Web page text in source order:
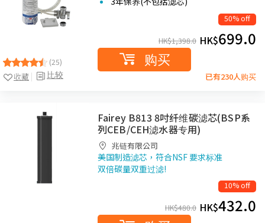
(25)
比较
收藏
50% off
HK$1,398.0 HK$699.0
购买
已有230人购买
Fairey B813 8吋纤维碳滤芯(BSP系
列CEB/CEH滤水器专用)
兆链有限公司
美国制造滤芯，符合NSF 要求标准
双倍碳量双重过滤!
10% off
HK$480.0 HK$432.0